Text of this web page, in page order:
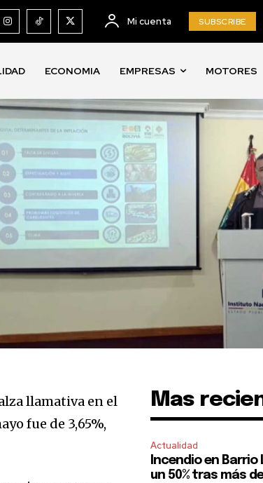
Mi cuenta SUBSCRIBE
ECONOMIA EMPRESAS MOTORES
llamativa en el
fue de 3,65%,
Mas
Actualidad
Incendio en
un 50% tras más